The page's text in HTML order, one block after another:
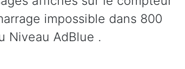
impossible dans 800
Niveau AdBlue .